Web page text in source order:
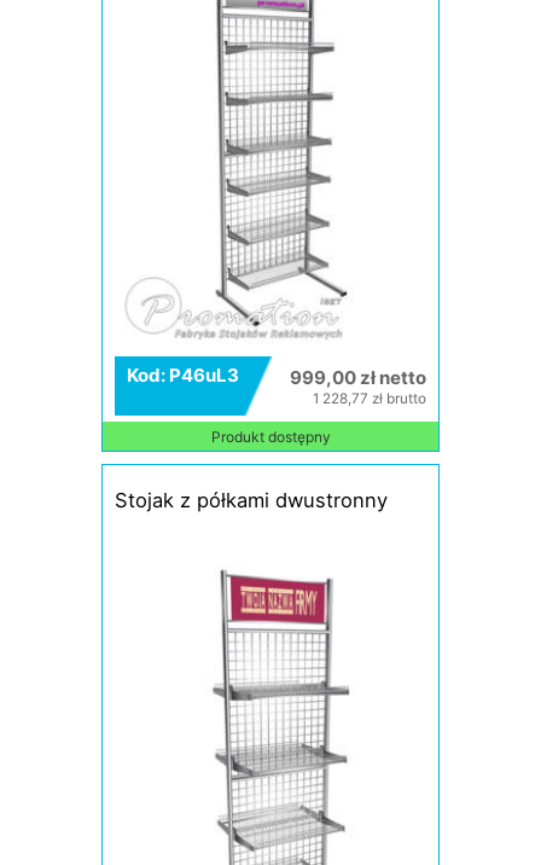
Kod: P46uL3 999,00 zł netto
1 228,77 zł brutto
Produkt dostępny
Stojak z półkami dwustronny